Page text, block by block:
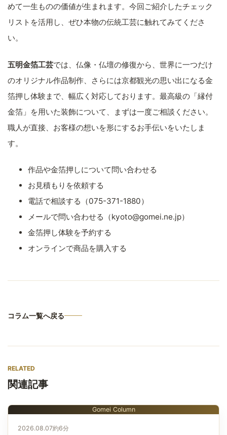
めて一生ものの価値が生まれます。今回ご紹介したチェック
リストを活用し、ぜひ本物の伝統工芸に触れてみてくださ
い。
五明金箔工芸では、仏像・仏壇の修復から、世界に一つだけ
のオリジナル作品制作、さらには京都観光の思い出になる金
箔押し体験まで、幅広く対応しております。最高級の「縁付
金箔」を用いた装飾について、まずは一度ご相談ください。
職人が直接、お客様の想いを形にするお手伝いをいたしま
す。
作品や金箔押しについて問い合わせる
お見積もりを依頼する
電話で相談する（075-371-1880）
メールで問い合わせる（kyoto@gomei.ne.jp）
金箔押し体験を予約する
オンラインで商品を購入する
コラム一覧へ戻る
RELATED
関連記事
Gomei Column
2026.08.07約6分